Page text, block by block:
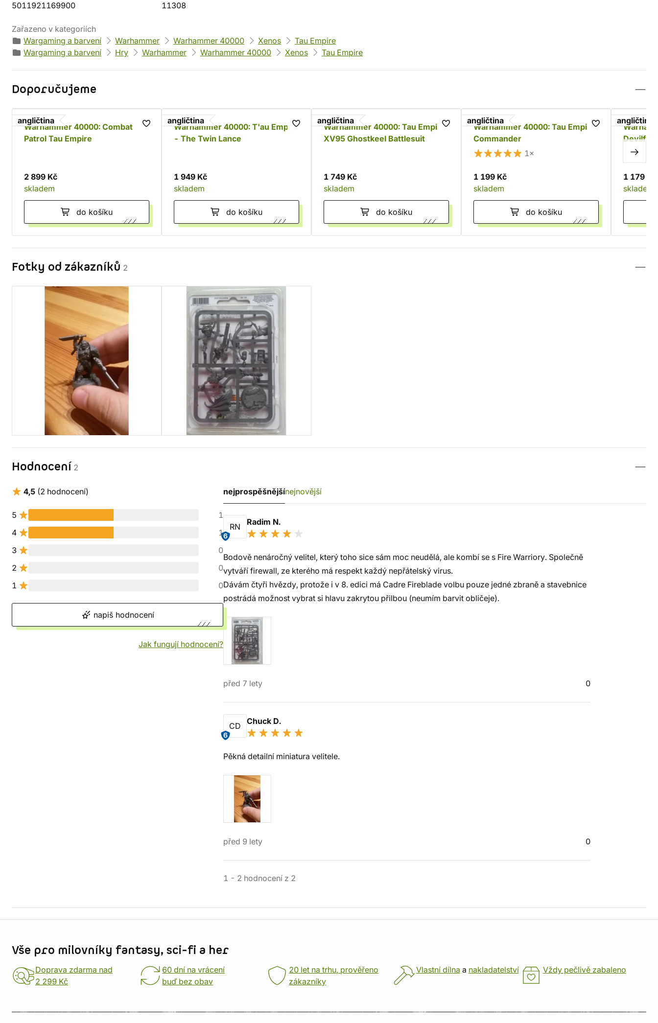
5011921169900
11308
Zařazeno v kategoriích
Wargaming a barvení
Warhammer Warhammer 40000 Xenos
Tau Empire
Wargaming a barvení
Hry Warhammer Warhammer 40000 Xenos Tau Empire
Doporučujeme
angličtina
Warhammer 40000: Combat
Patrol Tau Empire
2 899 Kč
skladem
do košíku
angličtina
Warhammer 40000: T'au Empire
- The Twin Lance
1 949 Kč
skladem
do košíku
angličtina
Warhammer 40000: Tau Empire
XV95 Ghostkeel Battlesuit
1 749 Kč
skladem
do košíku
angličtina
Warhammer 40000: Tau Empire
Commander
1×
1 199 Kč
skladem
do košíku
angličtina
Devilfish
1 179 Kč
skladem
Fotky od zákazníků 2
Hodnocení 2
4,5 (2 hodnocení)
5
1
4
1
3
0
2
0
1
0
napiš hodnocení
Jak fungují hodnocení?
nejprospěšnějšínejnovější
RN
6
Radim N.
Bodově nenáročný velitel, který toho sice sám moc neudělá, ale kombí se s Fire Warriory. Společně
vytváří firewall, ze kterého má respekt každý nepřátelský virus.
Dávám čtyři hvězdy, protože i v 8. edici má Cadre Fireblade volbu pouze jedné zbraně a stavebnice
postrádá možnost vybrat si hlavu zakrytou přilbou (neumím barvit obličeje).
před 7 lety 0
CD
6
Chuck D.
Pěkná detailní miniatura velitele.
před 9 lety 0
1 - 2 hodnocení z 2
Vše pro milovníky fantasy, sci-fi a her
Doprava zdarma nad
2 299 Kč
60 dní na vrácení
buď bez obav
20 let na trhu, prověřeno
zákazníky
Vlastní dílna a nakladatelství Vždy pečlivě zabaleno